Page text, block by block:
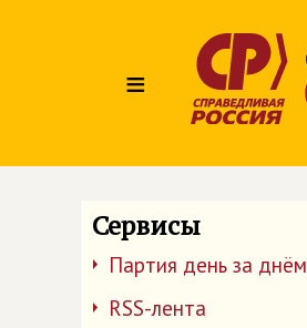
≡
Сервисы
Партия день за днём
RSS-лента